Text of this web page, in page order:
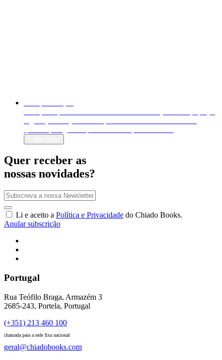
Quer receber as
nossas novidades?
Li e aceito a Política e Privacidade do Chiado Books.
Anular subscrição
Portugal
Rua Teófilo Braga, Armazém 3
2685-243, Portela, Portugal
(+351) 213 460 100
chamada para a rede fixa nacional
geral@chiadobooks.com